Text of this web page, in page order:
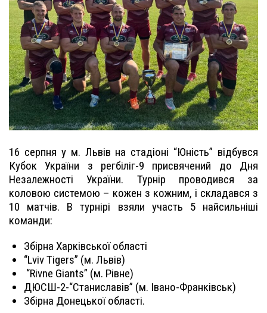
16 серпня у м. Львів на стадіоні “Юність” відбувся
Кубок України з регбіліг-9 присвячений до Дня
Незалежності України. Турнір проводився за
коловою системою – кожен з кожним, і складався з
10 матчів. В турнірі взяли участь 5 найсильніші
команди:
Збірна Харківської області
“Lviv Tigers” (м. Львів)
“Rivne Giants” (м. Рівне)
ДЮСШ-2-“Станиславів” (м. Івано-Франківськ)
Збірна Донецької області.